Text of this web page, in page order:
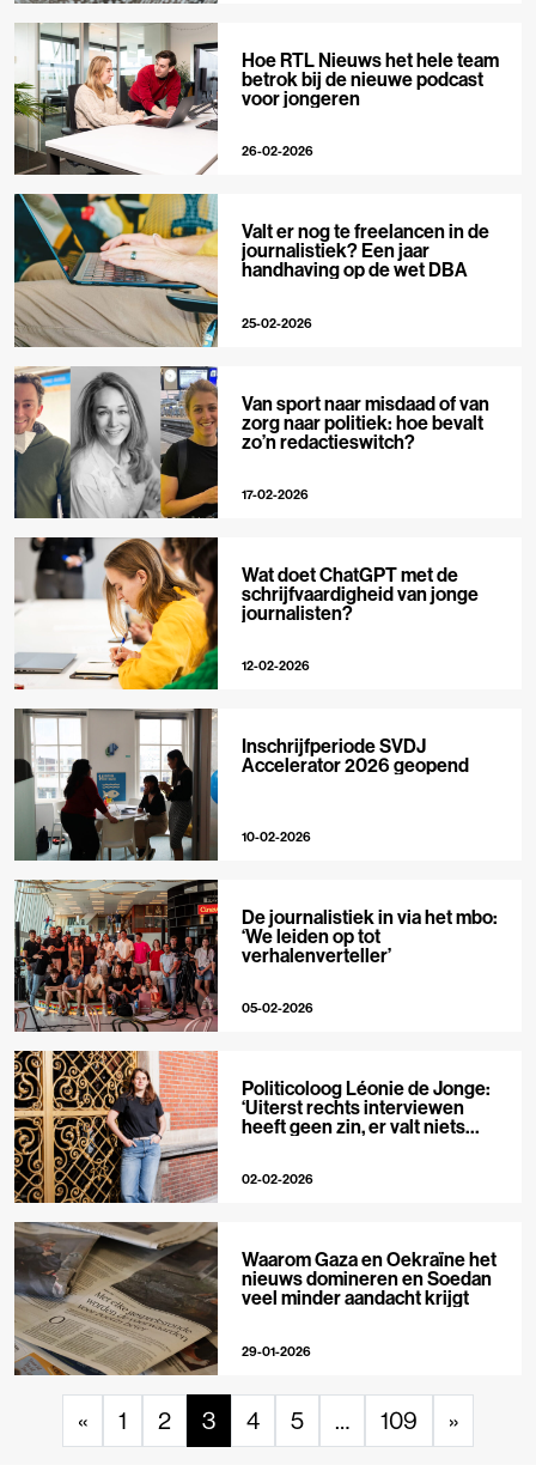
Hoe RTL Nieuws het hele team
betrok bij de nieuwe podcast
voor jongeren
26-02-2026
Valt er nog te freelancen in de
journalistiek? Een jaar
handhaving op de wet DBA
25-02-2026
Van sport naar misdaad of van
zorg naar politiek: hoe bevalt
zo’n redactieswitch?
17-02-2026
Wat doet ChatGPT met de
schrijfvaardigheid van jonge
journalisten?
12-02-2026
Inschrijfperiode SVDJ
Accelerator 2026 geopend
10-02-2026
De journalistiek in via het mbo:
‘We leiden op tot
verhalenverteller’
05-02-2026
Politicoloog Léonie de Jonge:
‘Uiterst rechts interviewen
heeft geen zin, er valt niets
02-02-2026
Waarom Gaza en Oekraïne het
nieuws domineren en Soedan
veel minder aandacht krijgt
29-01-2026
« 1 2 3 4 5 … 109 »